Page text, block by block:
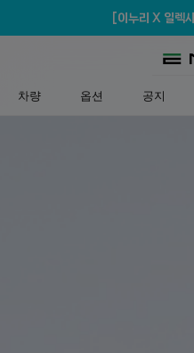
[이누리 X 일렉
차량 옵션 공지